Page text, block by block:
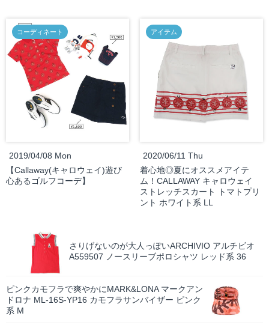
コーディネート
2019/04/08 Mon
【Callaway(キャロウェイ)遊び
心あるゴルフコーデ】
アイテム
2020/06/11 Thu
着心地◎夏にオススメアイテ
ム！CALLAWAY キャロウェイ
ストレッチスカート トマトプリ
ント ホワイト系 LL
さりげないのが大人っぽいARCHIVIO アルチビオ
A559507 ノースリーブポロシャツ レッド系 36
ピンクカモフラで爽やかにMARK&LONA マークアン
ドロナ ML-16S-YP16 カモフラサンバイザー ピンク
系 M